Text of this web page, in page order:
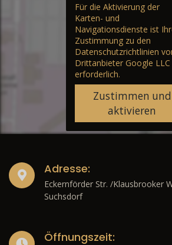
Für die Aktivierung der
Karten- und
Navigationsdienste ist
Zustimmung zu den
Datenschutzrichtlinien
Drittanbieter Google LLC
erforderlich.
Zustimmen und
aktivieren
Adresse:
Eckernförder Str. /Klausbrooker
Suchsdorf
Öffnungszeit: